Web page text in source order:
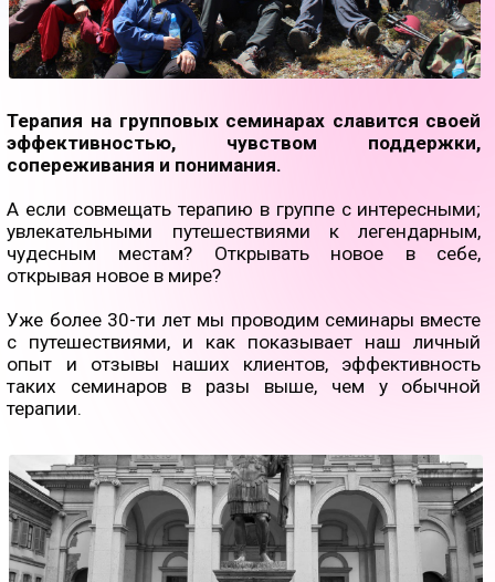
Терапия на групповых семинарах славится своей
эффективностью, чувством поддержки,
А если совмещать терапию в группе с интересными;
увлекательными путешествиями к легендарным,
открывая новое в мире?
Уже более 30-ти лет мы проводим семинары вместе
с путешествиями, и как показывает наш личный
опыт и отзывы наших клиентов, эффективность
таких семинаров в разы выше, чем у обычной
терапии.